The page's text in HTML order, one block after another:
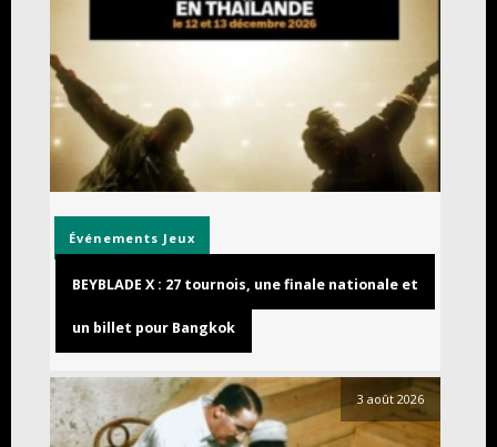
Événements Jeux
BEYBLADE X : 27 tournois, une finale nationale et
un billet pour Bangkok
3 août 2026